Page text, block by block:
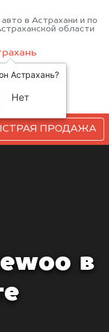
в Астрахани и по
области
15
ПРОДАЖА
в
Астрахань?
Нет